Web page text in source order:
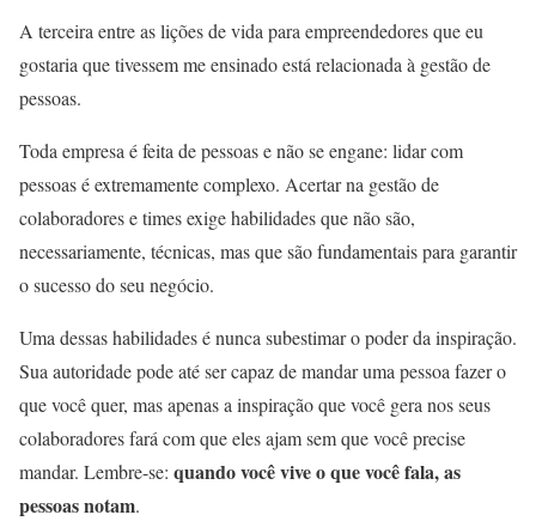
A terceira entre as lições de vida para empreendedores que eu
gostaria que tivessem me ensinado está relacionada à gestão de
pessoas.
Toda empresa é feita de pessoas e não se engane: lidar com
pessoas é extremamente complexo. Acertar na gestão de
colaboradores e times exige habilidades que não são,
necessariamente, técnicas, mas que são fundamentais para garantir
o sucesso do seu negócio.
Uma dessas habilidades é nunca subestimar o poder da inspiração.
Sua autoridade pode até ser capaz de mandar uma pessoa fazer o
que você quer, mas apenas a inspiração que você gera nos seus
colaboradores fará com que eles ajam sem que você precise
mandar. Lembre-se: quando você vive o que você fala, as
pessoas notam.